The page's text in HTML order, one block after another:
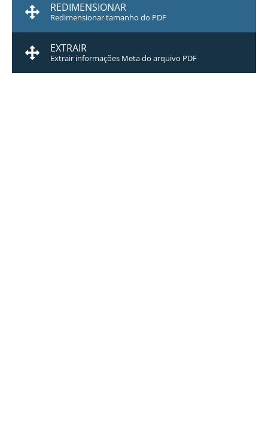
REDIMENSIONAR
Redimensionar tamanho do PDF
EXTRAIR
Extrair informações Meta do arquivo PDF